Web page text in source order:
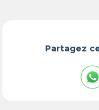
Partagez